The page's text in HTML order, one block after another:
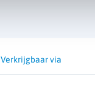
Verkrijgbaar via